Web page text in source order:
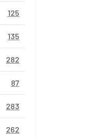
125
135
282
87
283
262